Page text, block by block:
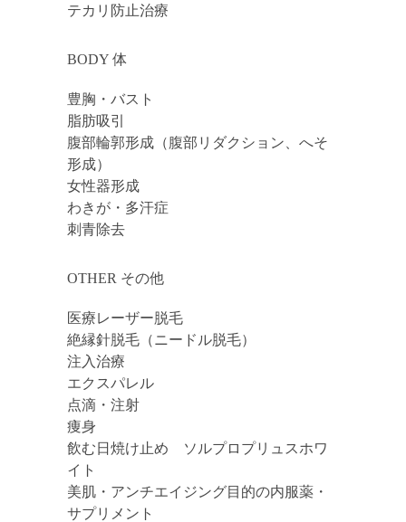
テカリ防止治療
BODY 体
豊胸・バスト
脂肪吸引
腹部輪郭形成（腹部リダクション、へそ
形成）
女性器形成
わきが・多汗症
刺青除去
OTHER その他
医療レーザー脱毛
絶縁針脱毛（ニードル脱毛）
注入治療
エクスパレル
点滴・注射
痩身
飲む日焼け止め ソルプロプリュスホワ
イト
美肌・アンチエイジング目的の内服薬・
サプリメント